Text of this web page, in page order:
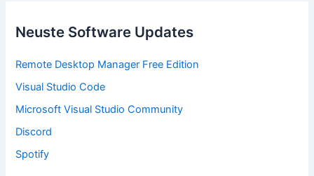
n
h
:
Neuste Software Updates
Remote Desktop Manager Free Edition
Visual Studio Code
Microsoft Visual Studio Community
Discord
Spotify